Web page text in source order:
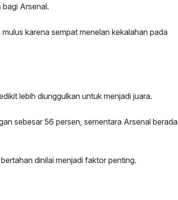
bagi Arsenal.
karena sempat menelan kekalahan pada
lebih diunggulkan untuk menjadi juara.
sebesar 56 persen, sementara Arsenal berada
dinilai menjadi faktor penting.